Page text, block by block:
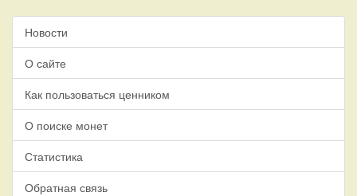
Новости
О сайте
Как пользоваться ценником
О поиске монет
Статистика
Обратная связь